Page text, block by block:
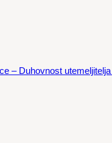
– Duhovnost